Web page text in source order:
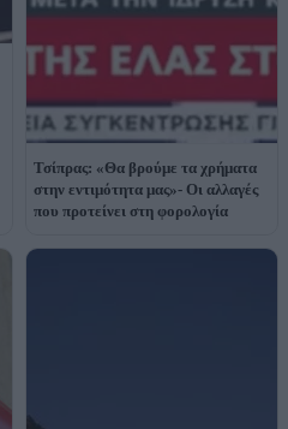
Τσίπρας: «Θα βρούμε τα χρήματα
στην εντιμότητα μας»- Οι αλλαγές
που προτείνει στη φορολογία